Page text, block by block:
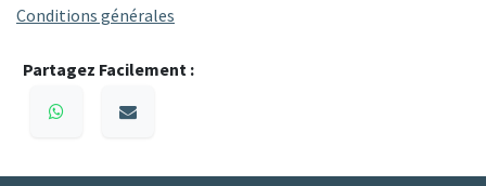
Conditions générales
Partagez Facilement :